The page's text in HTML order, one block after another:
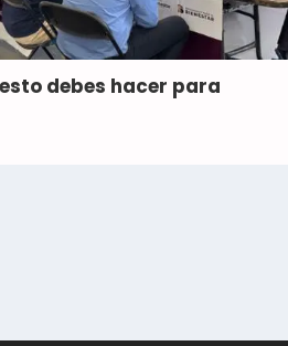
debes hacer para